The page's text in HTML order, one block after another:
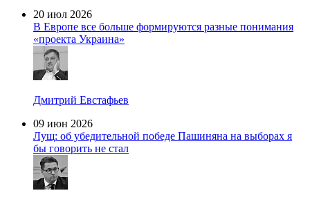
20 июл 2026
В Европе все больше формируются разные понимания
«проекта Украина»
Дмитрий Евстафьев
09 июн 2026
Лущ: об убедительной победе Пашиняна на выборах я
бы говорить не стал